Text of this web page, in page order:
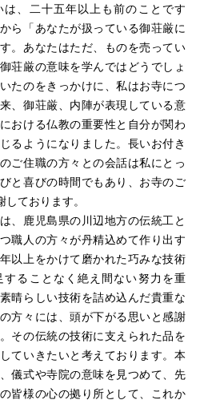
、二十五年以上も前のことです
ら「あなたが扱っている御荘厳に
。あなたはただ、ものを売ってい
荘厳の意味を学んではどうでしょ
たのをきっかけに、私はお寺につ
、御荘厳、内陣が表現している意
おける仏教の重要性と自分が関わ
るようになりました。長いお付き
ご住職の方々との会話は私にとっ
と喜びの時間でもあり、お寺のご
ております。
、鹿児島県の川辺地方の伝統工と
職人の方々が丹精込めて作り出す
以上をかけて磨かれた巧みな技術
ることなく絶え間ない努力を重
晴らしい技術を詰め込んだ貴重な
方々には、頭が下がる思いと感謝
その伝統の技術に支えられた品を
ていきたいと考えております。本
儀式や寺院の意味を見つめて、先
皆様の心の拠り所として、これか